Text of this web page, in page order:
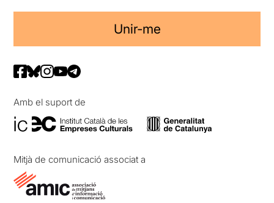
Unir-me
Amb el suport de
Mitjà de comunicació associat a